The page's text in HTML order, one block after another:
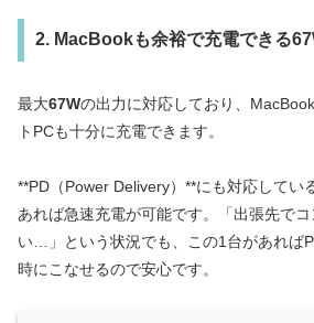
2. MacBookも余裕で充電できる
最大67Wの出力に対応しており、
トPCも十分に充電できます。
**PD（Power Delivery）**にも対応してい
あれば急速充電が可能です。「出張先で
い…」という状況でも、この1台があれば
時にこなせるので安心です。